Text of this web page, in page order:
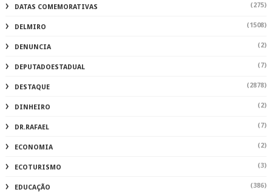
DATAS COMEMORATIVAS (275)
DELMIRO (1508)
DENUNCIA (2)
DEPUTADOESTADUAL (7)
DESTAQUE (2878)
DINHEIRO (2)
DR.RAFAEL (7)
ECONOMIA (2)
ECOTURISMO (3)
EDUCAÇÃO (386)